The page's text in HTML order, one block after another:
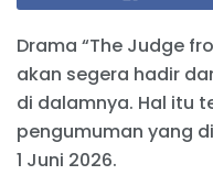
Drama “The Judge
akan segera hadir
di dalamnya. Hal itu
pengumuman yang
1 Juni 2026.